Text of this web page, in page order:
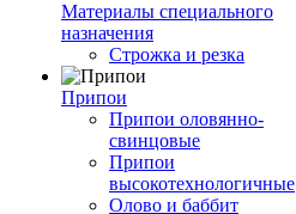
Материалы специального
назначения
Строжка и резка
Припои
Припои оловянно-
свинцовые
Припои
высокотехнологичные
Олово и баббит